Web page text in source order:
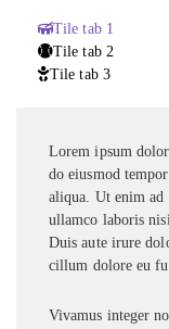
Tile tab 1
Tile tab 2
Tile tab 3
Lorem ipsum
do eiusmod
aliqua. Ut enim
ullamco laboris
Duis aute irure
cillum dolore eu
Vivamus integer